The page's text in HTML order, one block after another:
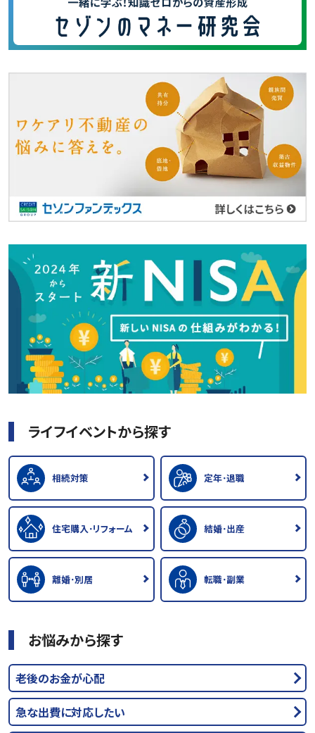
ライフイベントから探す
相続対策 定年･退職
住宅購入･リフォーム 結婚･出産
離婚･別居 転職･副業
お悩みから探す
老後のお金が心配
急な出費に対応したい